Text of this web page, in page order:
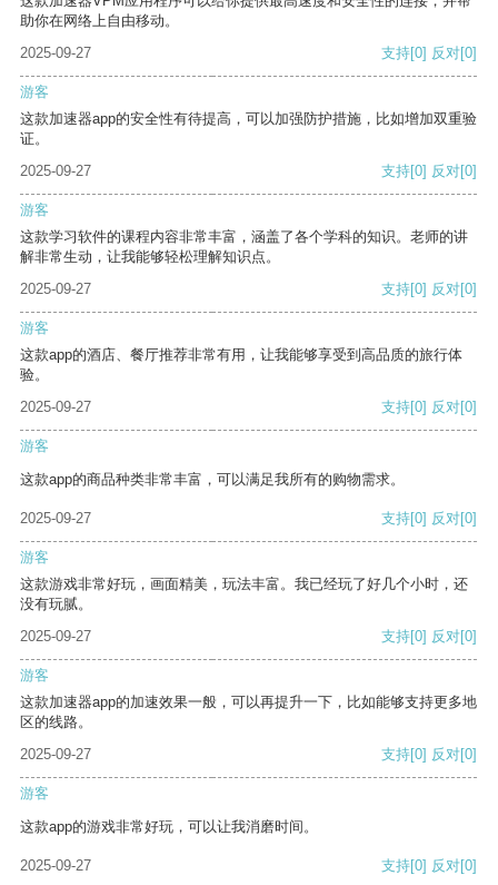
助你在网络上自由移动。
2025-09-27
支持[0] 反对[0]
游客
这款加速器app的安全性有待提高，可以加强防护措施，比如增加双重验
证。
2025-09-27
支持[0] 反对[0]
游客
这款学习软件的课程内容非常丰富，涵盖了各个学科的知识。老师的讲
解非常生动，让我能够轻松理解知识点。
2025-09-27
支持[0] 反对[0]
游客
这款app的酒店、餐厅推荐非常有用，让我能够享受到高品质的旅行体
验。
2025-09-27
支持[0] 反对[0]
游客
这款app的商品种类非常丰富，可以满足我所有的购物需求。
2025-09-27 支持[0] 反对[0]
游客
这款游戏非常好玩，画面精美，玩法丰富。我已经玩了好几个小时，还
没有玩腻。
2025-09-27
支持[0] 反对[0]
游客
这款加速器app的加速效果一般，可以再提升一下，比如能够支持更多地
区的线路。
2025-09-27
支持[0] 反对[0]
游客
这款app的游戏非常好玩，可以让我消磨时间。
2025-09-27 支持[0] 反对[0]